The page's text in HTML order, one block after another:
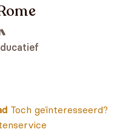
Toch geïnteresseerd?